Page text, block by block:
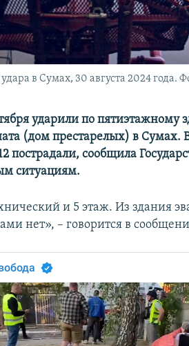
в Сумах, 30 августа 2024 года.
ударили по пятиэтажному
(дом престарелых) в Сумах. В
пострадали, сообщила
ситуациям.
и 5 этаж. Из здания
нет», – говорится в